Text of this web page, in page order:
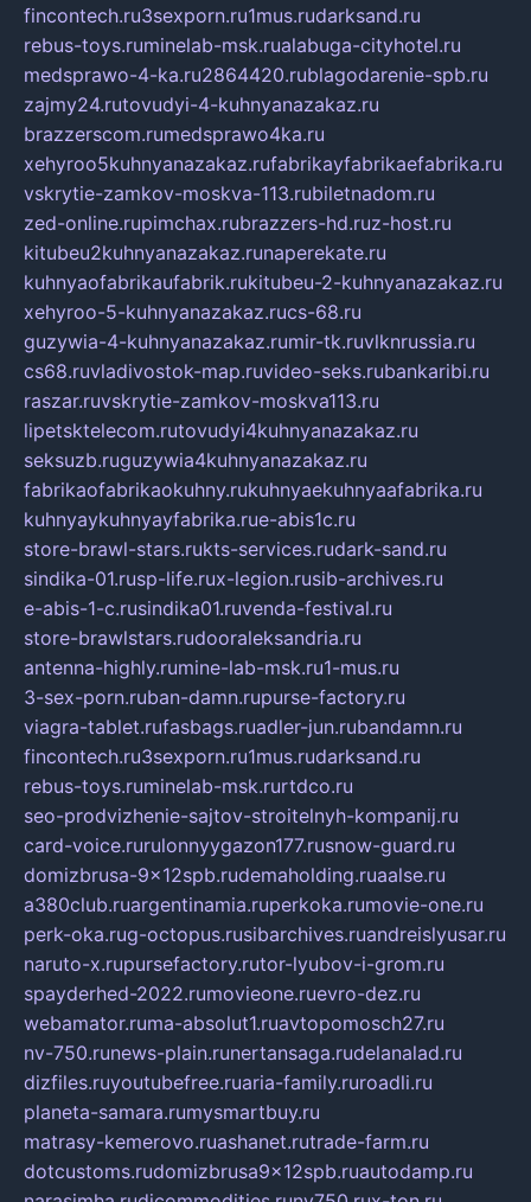
fincontech.ru3sexporn.ru1mus.rudarksand.ru
rebus-toys.ruminelab-msk.rualabuga-cityhotel.ru
medsprawo-4-ka.ru2864420.rublagodarenie-spb.ru
zajmy24.rutovudyi-4-kuhnyanazakaz.ru
brazzerscom.rumedsprawo4ka.ru
xehyroo5kuhnyanazakaz.rufabrikayfabrikaefabrika.ru
vskrytie-zamkov-moskva-113.rubiletnadom.ru
zed-online.rupimchax.rubrazzers-hd.ruz-host.ru
kitubeu2kuhnyanazakaz.runaperekate.ru
kuhnyaofabrikaufabrik.rukitubeu-2-kuhnyanazakaz.ru
xehyroo-5-kuhnyanazakaz.rucs-68.ru
guzywia-4-kuhnyanazakaz.rumir-tk.ruvlknrussia.ru
cs68.ruvladivostok-map.ruvideo-seks.rubankaribi.ru
raszar.ruvskrytie-zamkov-moskva113.ru
lipetsktelecom.rutovudyi4kuhnyanazakaz.ru
seksuzb.ruguzywia4kuhnyanazakaz.ru
fabrikaofabrikaokuhny.rukuhnyaekuhnyaafabrika.ru
kuhnyaykuhnyayfabrika.rue-abis1c.ru
store-brawl-stars.rukts-services.rudark-sand.ru
sindika-01.rusp-life.rux-legion.rusib-archives.ru
e-abis-1-c.rusindika01.ruvenda-festival.ru
store-brawlstars.rudooraleksandria.ru
antenna-highly.rumine-lab-msk.ru1-mus.ru
3-sex-porn.ruban-damn.rupurse-factory.ru
viagra-tablet.rufasbags.ruadler-jun.rubandamn.ru
fincontech.ru3sexporn.ru1mus.rudarksand.ru
rebus-toys.ruminelab-msk.rurtdco.ru
seo-prodvizhenie-sajtov-stroitelnyh-kompanij.ru
card-voice.rurulonnyygazon177.rusnow-guard.ru
domizbrusa-9x12spb.rudemaholding.ruaalse.ru
a380club.ruargentinamia.ruperkoka.rumovie-one.ru
perk-oka.rug-octopus.rusibarchives.ruandreislyusar.ru
naruto-x.rupursefactory.rutor-lyubov-i-grom.ru
spayderhed-2022.rumovieone.ruevro-dez.ru
webamator.ruma-absolut1.ruavtopomosch27.ru
nv-750.runews-plain.runertansaga.rudelanalad.ru
dizfiles.ruyoutubefree.ruaria-family.ruroadli.ru
planeta-samara.rumysmartbuy.ru
matrasy-kemerovo.ruashanet.rutrade-farm.ru
dotcustoms.rudomizbrusa9x12spb.ruautodamp.ru